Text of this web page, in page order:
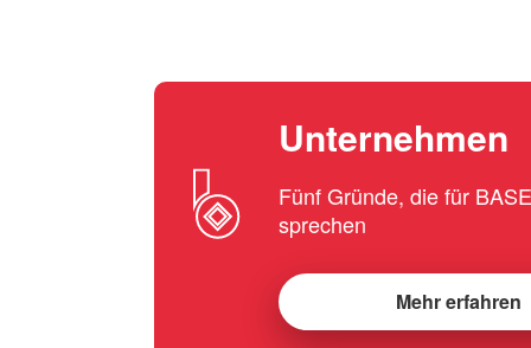
Unternehmen
Fünf Gründe, die für
sprechen
Mehr erfahren